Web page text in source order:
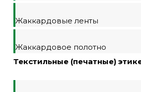
Жаккардовые ленты
Жаккардовое полотно
Текстильные (печатные)